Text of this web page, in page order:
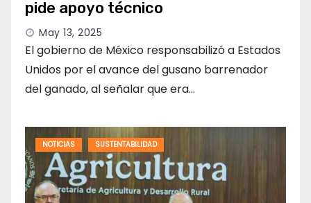
pide apoyo técnico
May 13, 2025
El gobierno de México responsabilizó a Estados
Unidos por el avance del gusano barrenador
del ganado, al señalar que era…
NOTICIAS SUSTENTABILIDAD